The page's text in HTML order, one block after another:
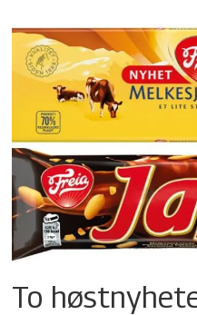
To